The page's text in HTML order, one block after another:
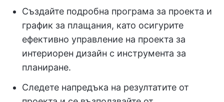
Създайте подробна програма за проекта и
график за плащания, като осигурите
ефективно управление на проекта за
интериорен дизайн с инструмента за
планиране.
Следете напредъка на резултатите от